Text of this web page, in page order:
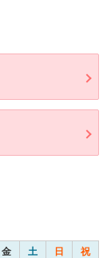
金 土 日 祝